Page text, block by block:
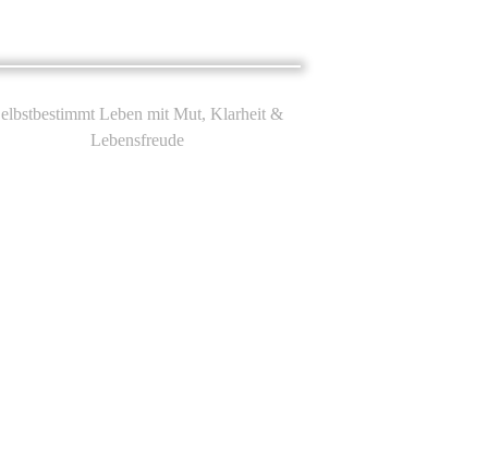
Leben mit Mut, Klarheit &
Lebensfreude